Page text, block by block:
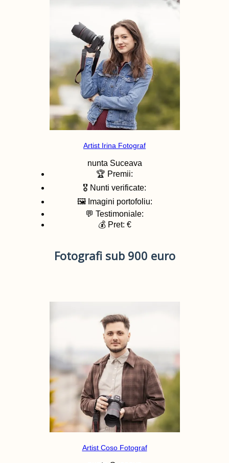
Artist Irina Fotograf
nunta Suceava
🏆 Premii:
🎖️ Nunti verificate:
🖼️ Imagini portofoliu:
💬 Testimoniale:
💰 Pret: €
Fotografi sub 900 euro
Artist Coso Fotograf